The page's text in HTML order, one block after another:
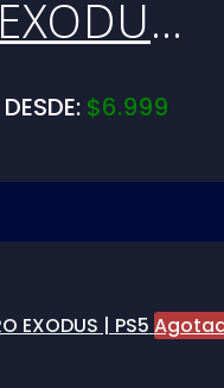
EXODUS
GOLD |
DESDE: $6.999